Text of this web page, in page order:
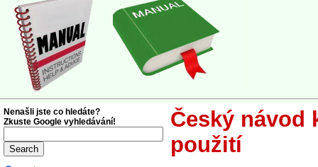
Český návod
použití
Nenašli jste co hledáte?
Zkuste Google vyhledávání!